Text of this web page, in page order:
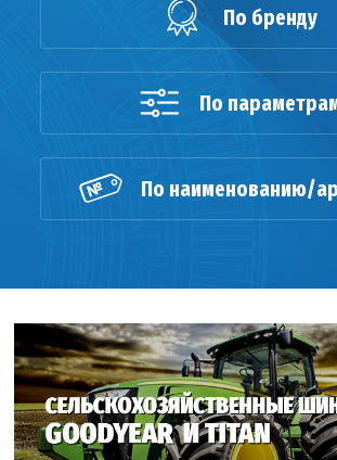
По бренду
По
По наименованию/